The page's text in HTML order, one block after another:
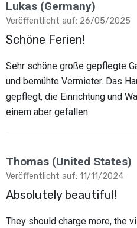
Lukas (Germany)
Veröffentlicht auf: 26/05/2025
Schöne Ferien!
Sehr schöne große gepflegte
und bemühte Vermieter. Das
gepflegt, die Einrichtung und
einem aber gefallen.
Thomas (United States)
Veröffentlicht auf: 11/11/2024
Absolutely beautiful!
They should charge more, the